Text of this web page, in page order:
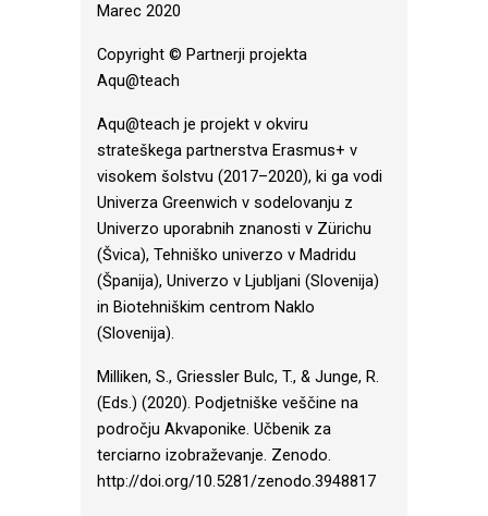
Marec 2020
Copyright © Partnerji projekta
Aqu@teach
Aqu@teach je projekt v okviru
strateškega partnerstva Erasmus+ v
visokem šolstvu (2017–2020), ki ga vodi
Univerza Greenwich v sodelovanju z
Univerzo uporabnih znanosti v Zürichu
(Švica), Tehniško univerzo v Madridu
(Španija), Univerzo v Ljubljani (Slovenija)
in Biotehniškim centrom Naklo
(Slovenija).
Milliken, S., Griessler Bulc, T., & Junge, R.
(Eds.) (2020). Podjetniške veščine na
področju Akvaponike. Učbenik za
terciarno izobraževanje. Zenodo.
http://doi.org/10.5281/zenodo.3948817